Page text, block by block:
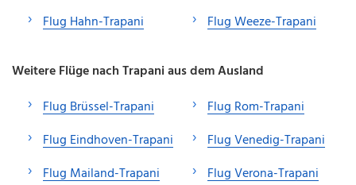
Flug Hahn-Trapani
Flug Weeze-Trapani
Weitere Flüge nach Trapani aus dem Ausland
Flug Brüssel-Trapani
Flug Eindhoven-Trapani
Flug Mailand-Trapani
Flug Rom-Trapani
Flug Venedig-Trapani
Flug Verona-Trapani